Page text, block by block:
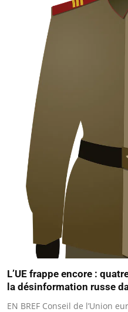
L’UE frappe encore :
la désinformation russe
EN BREF Conseil de l’Union